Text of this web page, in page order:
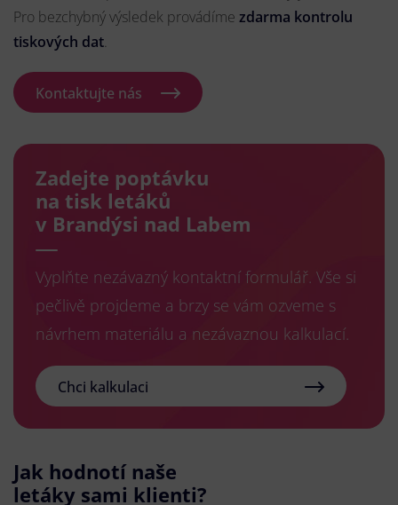
Pro bezchybný výsledek provádíme zdarma kontrolu
tiskových dat.
Kontaktujte nás
Zadejte poptávku
na tisk letáků
v Brandýsi nad Labem
Vyplňte nezávazný kontaktní formulář. Vše si
pečlivě projdeme a brzy se vám ozveme s
návrhem materiálu a nezávaznou kalkulací.
Chci kalkulaci
Jak hodnotí naše
letáky sami klienti?